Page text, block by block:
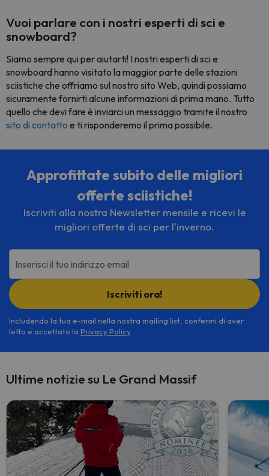
Vuoi parlare con i nostri esperti di sci e
snowboard?
Siamo sempre qui per aiutarti! I nostri esperti di sci e
snowboard hanno visitato la maggior parte delle stazioni
sciistiche che offriamo sul nostro sito Web, quindi possiamo
sicuramente fornirti alcune informazioni di prima mano. Tutto
quello che devi fare è inviarci un messaggio tramite il nostro
sito di contatto e ti risponderemo il prima possibile.
Approfittate subito delle migliori
offerte sciistiche!
Iscriviti alla nostra Newsletter mensile e ricevi le
migliori offerte di sci per l'inverno.
Inserisci il tuo indirizzo email
Iscriviti ora!
Includendo la tua e-mail nella nostra mailing list, confermi di aver
letto e accettato la Privacy Policy.
Ultime notizie su Le Grand Massif